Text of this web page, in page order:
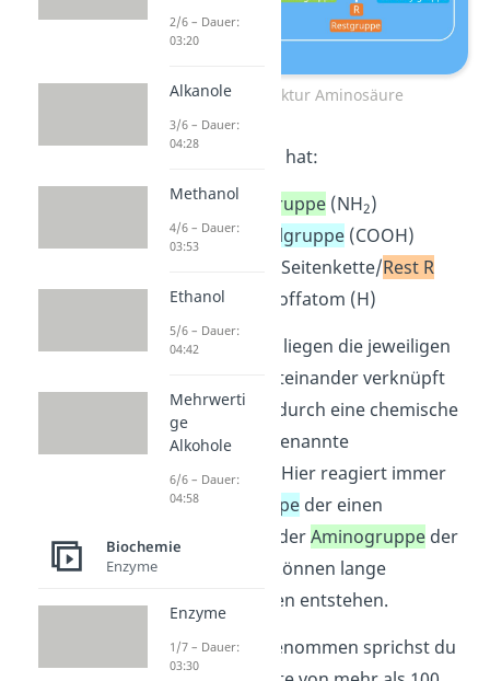
Grundstruktur Aminosäure
Jede Aminosäure hat:
eineAminogruppe(NH2)
eineCarboxylgruppe(COOH)
eine variable Seitenkette/Rest R
ein Wasserstoffatom (H)
In einem Protein liegen die jeweiligen
Aminosäuren miteinander verknüpft
vor — und zwar durch eine chemische
Bindung, die sogenannte
Peptidbindung
. Hier reagiert immer
dieCarboxygruppeder einen
Aminosäure mit derAminogruppeder
anderen. Dabei können lange
Aminosäureketten entstehen.
Merke:Genau genommen sprichst du
2/6 – Dauer:
03:20
Alkanole
3/6 – Dauer:
04:28
Methanol
4/6 – Dauer:
03:53
Ethanol
5/6 – Dauer:
04:42
Mehrwerti
ge
Alkohole
6/6 – Dauer:
04:58
Biochemie
Enzyme
Enzyme
1/7 – Dauer:
03:30